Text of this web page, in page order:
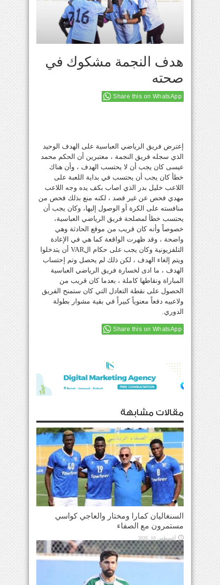
هدف النجمة مشكوك في
صحته
Share this on WhatsApp
إعترض فريق الرياضي العباسية على الهدف الوحيد
الذي سجله فريق النجمة ، معتبرين أن الحكم محمد
عيسى كان يجب أن لا يحتسب الهدف ، وأن هناك
خطأ كان يجب أن يحتسب في بداية اللعبة على
اللاعب خليل بدر الذي اصاب بكف يده وجه اللاعب
مهدي فحص عن غير قصد ، لكنه منع بذلك فحص من
منافسته على الكرة أو الوصول إليها، وكان يجب أن
يحتسب خطأ لمصلحة فريق الرياضي العباسية،
خصوصاً وأنه كان قريب من موقع الحادثة وهي
واضحة ، وقد ظهرت الواقعة كما هي في الإعادة
التلفزيونية وكان يجب على حكام الVAR أن يتدخلوا
ويتم إلغاء الهدف ، لكن ذلك لم يحصل وتم إحتساب
الهدف ، ما ادى لخسارة فريق الرياضي العباسية
المباراة ونقاطها كاملة ، بعدما كان قريب من
الحصول على نقطة التعادل التي كان ستمنح الفريق
ولاعبيه دفعاً معنوياً كبيراً في بقية مشوار بطولة
الدوري.
Share this on WhatsApp
مقالات مشابهة
السنغاليان كمارا ومختار والعاجي كواسي
مستمرون مع الصفاء
أغسطس 10, 2026